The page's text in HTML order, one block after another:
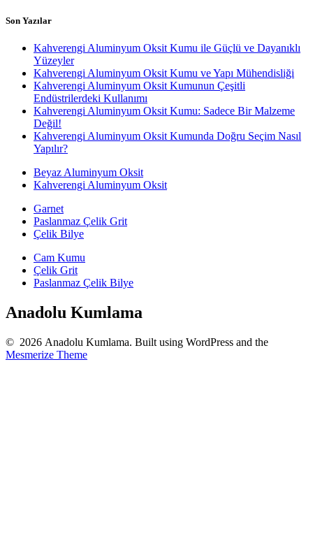
Son Yazılar
Kahverengi Aluminyum Oksit Kumu ile Güçlü ve Dayanıklı
Yüzeyler
Kahverengi Aluminyum Oksit Kumu ve Yapı Mühendisliği
Kahverengi Aluminyum Oksit Kumunun Çeşitli
Endüstrilerdeki Kullanımı
Kahverengi Aluminyum Oksit Kumu: Sadece Bir Malzeme
Değil!
Kahverengi Aluminyum Oksit Kumunda Doğru Seçim Nasıl
Yapılır?
Beyaz Aluminyum Oksit
Kahverengi Aluminyum Oksit
Garnet
Paslanmaz Çelik Grit
Çelik Bilye
Cam Kumu
Çelik Grit
Paslanmaz Çelik Bilye
Anadolu Kumlama
© 2026 Anadolu Kumlama. Built using WordPress and the
Mesmerize Theme